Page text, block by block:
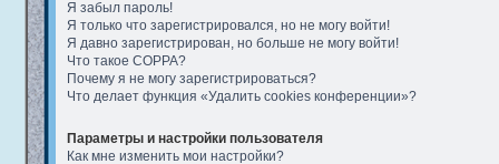
Я забыл пароль!
Я только что зарегистрировался, но не могу войти!
Я давно зарегистрирован, но больше не могу войти!
Что такое COPPA?
Почему я не могу зарегистрироваться?
Что делает функция «Удалить cookies конференции»?
Параметры и настройки пользователя
Как мне изменить мои настройки?